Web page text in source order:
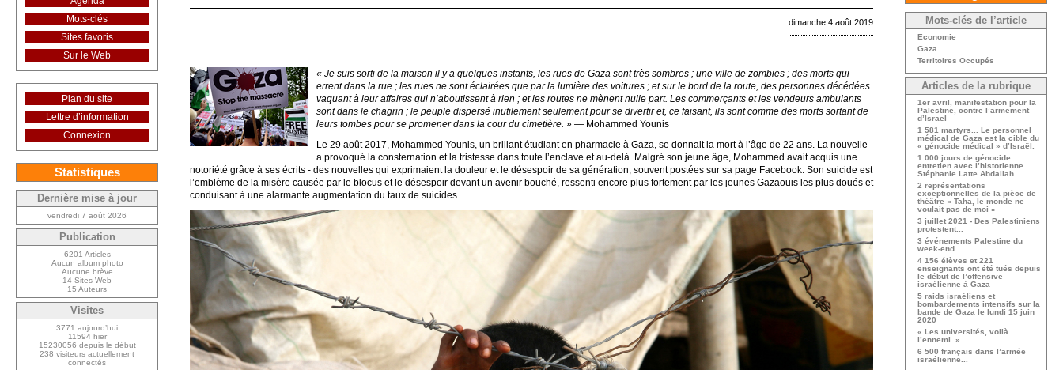
dimanche 4 août 2019
« Je suis sorti de la maison il y a quelques instants, les rues de Gaza sont très sombres ; une ville de zombies ; des morts qui
errent dans la rue ; les rues ne sont éclairées que par la lumière des voitures ; et sur le bord de la route, des personnes décédées
vaquant à leur affaires qui n’aboutissent à rien ; et les routes ne mènent nulle part. Les commerçants et les vendeurs ambulants
sont dans le chagrin ; le peuple dispersé inutilement seulement pour se divertir et, ce faisant, ils sont comme des morts sortant de
leurs tombes pour se promener dans la cour du cimetière. » — Mohammed Younis
Le 29 août 2017, Mohammed Younis, un brillant étudiant en pharmacie à Gaza, se donnait la mort à l’âge de 22 ans. La nouvelle
a provoqué la consternation et la tristesse dans toute l’enclave et au-delà. Malgré son jeune âge, Mohammed avait acquis une
notoriété grâce à ses écrits - des nouvelles qui exprimaient la douleur et le désespoir de sa génération, souvent postées sur sa page Facebook. Son suicide est
l’emblème de la misère causée par le blocus et le désespoir devant un avenir bouché, ressenti encore plus fortement par les jeunes Gazaouis les plus doués et
conduisant à une alarmante augmentation du taux de suicides.
Mots-clés
Sites favoris
Sur le Web
Plan du site
Lettre d’information
Connexion
Statistiques
Dernière mise à jour
vendredi 7 août 2026
Publication
6201 Articles
Aucun album photo
Aucune brève
14 Sites Web
15 Auteurs
Visites
3771 aujourd’hui
11594 hier
15230056 depuis le début
238 visiteurs actuellement
connectés
Mots-clés de l’article
Economie
Gaza
Territoires Occupés
Articles de la rubrique
1er avril, manifestation pour la
Palestine, contre l’armement
d’Israel
1 581 martyrs... Le personnel
médical de Gaza est la cible du
« génocide médical » d’Israël.
1 000 jours de génocide :
entretien avec l’historienne
Stéphanie Latte Abdallah
2 représentations
exceptionnelles de la pièce de
théâtre « Taha, le monde ne
voulait pas de moi »
3 juillet 2021 - Des Palestiniens
protestent...
3 événements Palestine du
week-end
4 156 élèves et 221
enseignants ont été tués depuis
le début de l’offensive
israélienne à Gaza
5 raids israéliens et
bombardements intensifs sur la
bande de Gaza le lundi 15 juin
2020
« Les universités, voilà
l’ennemi. »
6 500 français dans l’armée
israélienne...